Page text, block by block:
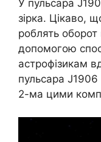
У пульсара
зірка. Цікаво,
роблять
допомогою
астрофізикам
пульсара J1906
2-ма цими